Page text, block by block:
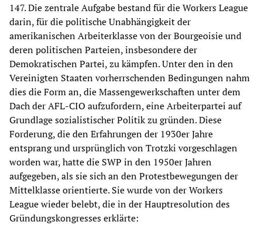
147. Die zentrale Aufgabe bestand für die Workers League
darin, für die politische Unabhängigkeit der
amerikanischen Arbeiterklasse von der Bourgeoisie und
deren politischen Parteien, insbesondere der
Demokratischen Partei, zu kämpfen. Unter den in den
Vereinigten Staaten vorherrschenden Bedingungen nahm
dies die Form an, die Massengewerkschaften unter dem
Dach der AFL-CIO aufzufordern, eine Arbeiterpartei auf
Grundlage sozialistischer Politik zu gründen. Diese
Forderung, die den Erfahrungen der 1930er Jahre
entsprang und ursprünglich von Trotzki vorgeschlagen
worden war, hatte die SWP in den 1950er Jahren
aufgegeben, als sie sich an den Protestbewegungen der
Mittelklasse orientierte. Sie wurde von der Workers
League wieder belebt, die in der Hauptresolution des
Gründungskongresses erklärte: